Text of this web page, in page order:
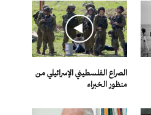
الصراع الفلسطيني الإسرائيلي من
منظور الخبراء